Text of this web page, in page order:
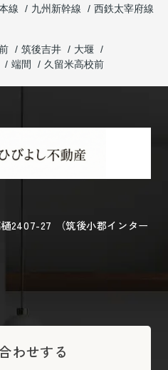
線 九州新幹線
西鉄太宰府線
筑後吉井
大堰
端間 久留米高校前
2407-27 （筑後小郡インター
わせする